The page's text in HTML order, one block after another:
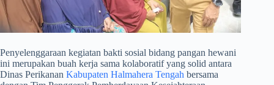
​Penyelenggaraan kegiatan bakti sosial bidang pangan hewani
ini merupakan buah kerja sama kolaboratif yang solid antara
Dinas Perikanan Kabupaten Halmahera Tengah bersama